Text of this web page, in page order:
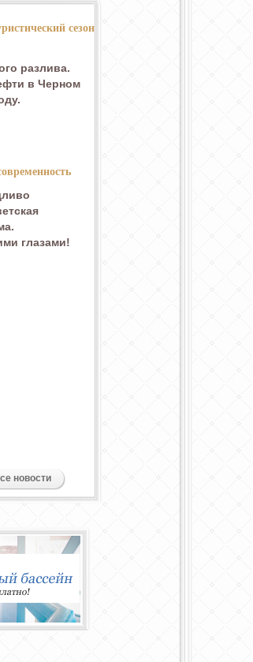
сезон
разлива.
в Черном
глазами!
новости